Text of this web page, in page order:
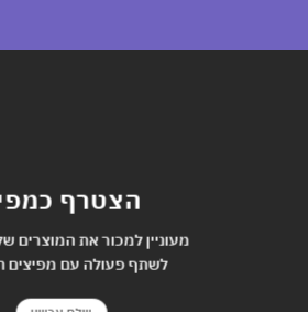
הצטרף כמפיץ
מעוניין למכור את המוצרים שלנו
לשתף פעולה עם מפיצים